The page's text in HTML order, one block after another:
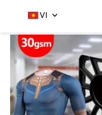
VI
Trang chủ -